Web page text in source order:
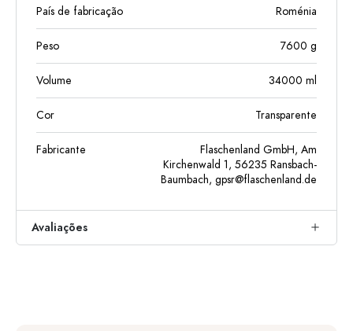
País de fabricação Roménia
Peso 7600 g
Volume 34000 ml
Cor Transparente
Fabricante
Flaschenland GmbH, Am
Kirchenwald 1, 56235 Ransbach-
Baumbach, gpsr@flaschenland.de
Avaliações